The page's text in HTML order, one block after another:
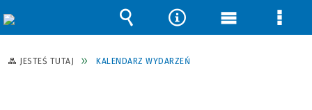
JESTEŚ TUTAJ KALENDARZ WYDARZEŃ
Wyszukiwarka
Narzędzia
Menu Menu